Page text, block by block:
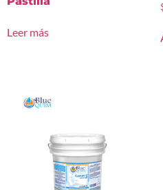
Leer más